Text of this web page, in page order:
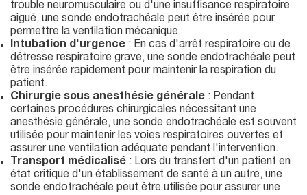
trouble neuromusculaire ou d'une insuffisance respiratoire
aiguë, une sonde endotrachéale peut être insérée pour
permettre la ventilation mécanique.
Intubation d'urgence : En cas d'arrêt respiratoire ou de
détresse respiratoire grave, une sonde endotrachéale peut
être insérée rapidement pour maintenir la respiration du
patient.
Chirurgie sous anesthésie générale : Pendant
certaines procédures chirurgicales nécessitant une
anesthésie générale, une sonde endotrachéale est souvent
utilisée pour maintenir les voies respiratoires ouvertes et
assurer une ventilation adéquate pendant l'intervention.
Transport médicalisé : Lors du transfert d'un patient en
état critique d'un établissement de santé à un autre, une
sonde endotrachéale peut être utilisée pour assurer une